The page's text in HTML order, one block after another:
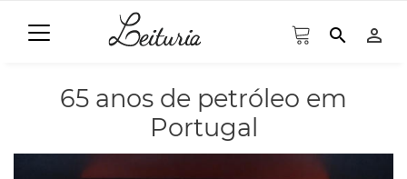
search person_outline
65 anos de petróleo em
Portugal